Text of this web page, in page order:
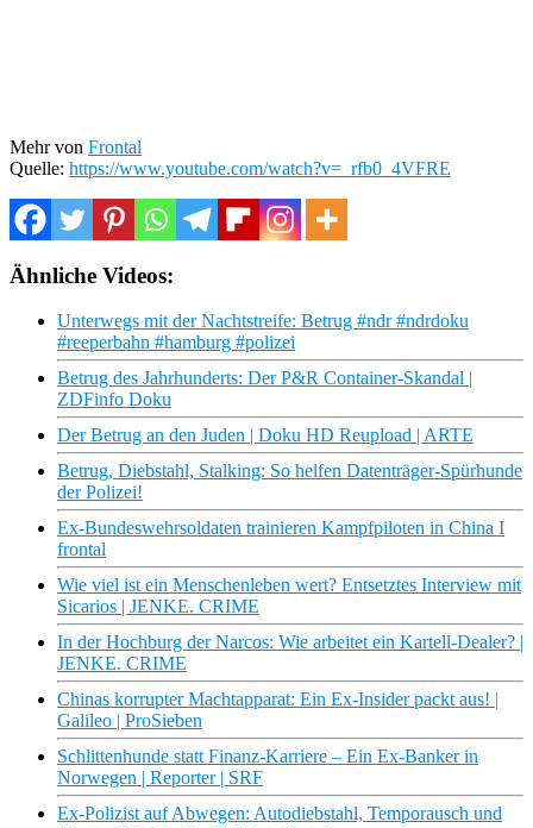
Mehr von Frontal
Quelle: https://www.youtube.com/watch?v=_rfb0_4VFRE
Ähnliche Videos:
Unterwegs mit der Nachtstreife: Betrug #ndr #ndrdoku
#reeperbahn #hamburg #polizei
Betrug des Jahrhunderts: Der P&R Container-Skandal |
ZDFinfo Doku
Der Betrug an den Juden | Doku HD Reupload | ARTE
Betrug, Diebstahl, Stalking: So helfen Datenträger-Spürhunde
der Polizei!
Ex-Bundeswehrsoldaten trainieren Kampfpiloten in China I
frontal
Wie viel ist ein Menschenleben wert? Entsetztes Interview mit
Sicarios | JENKE. CRIME
In der Hochburg der Narcos: Wie arbeitet ein Kartell-Dealer? |
JENKE. CRIME
Chinas korrupter Machtapparat: Ein Ex-Insider packt aus! |
Galileo | ProSieben
Schlittenhunde statt Finanz-Karriere – Ein Ex-Banker in
Norwegen | Reporter | SRF
Ex-Polizist auf Abwegen: Autodiebstahl, Temporausch und